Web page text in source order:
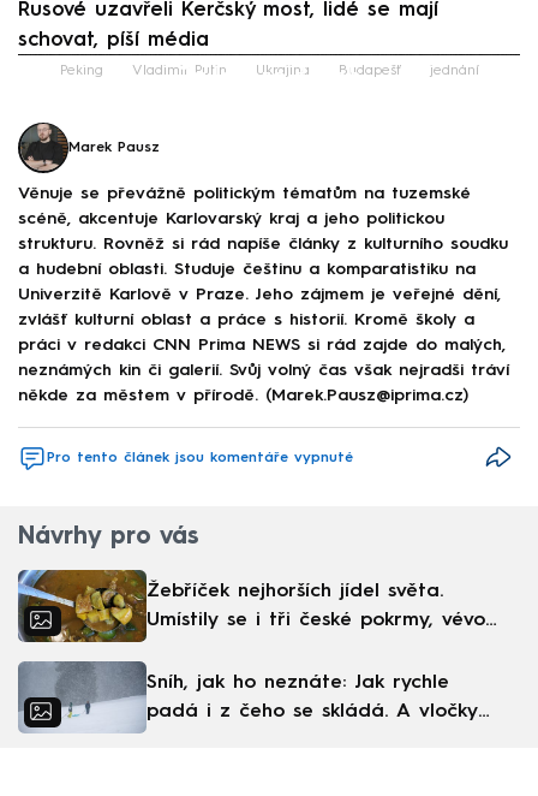
Rusové uzavřeli Kerčský most, lidé se mají
schovat, píší média
Failed to fetch
Peking Vladimir Putin Ukrajina Budapešť jednání
Marek Pausz
Věnuje se převážně politickým tématům na tuzemské
scéně, akcentuje Karlovarský kraj a jeho politickou
strukturu. Rovněž si rád napíše články z kulturního soudku
a hudební oblasti. Studuje češtinu a komparatistiku na
Univerzitě Karlově v Praze. Jeho zájmem je veřejné dění,
zvlášť kulturní oblast a práce s historií. Kromě školy a
práci v redakci CNN Prima NEWS si rád zajde do malých,
neznámých kin či galerií. Svůj volný čas však nejradši tráví
někde za městem v přírodě. (Marek.Pausz@iprima.cz)
Pro tento článek jsou komentáře vypnuté
Návrhy pro vás
Žebříček nejhorších jídel světa.
Umístily se i tři české pokrmy, vévodí
Sníh, jak ho neznáte: Jak rychle
padá i z čeho se skládá. A vločky